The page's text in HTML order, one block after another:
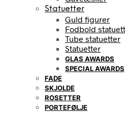
Statuetter
Guld figurer
Fodbold
Tube statuetter
Statuetter
GLAS AWARDS
SPECIAL AWARDS
FADE
SKJOLDE
ROSETTER
PORTEFØLJE